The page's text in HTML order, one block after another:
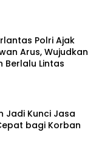
Polri Ajak
Arus, Wujudkan
Berlalu Lintas
Jadi Kunci Jasa
bagi Korban